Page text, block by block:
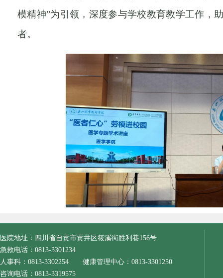
模精神”为引领，深度参与学校教育教学工作，
者。
医院地址：四川省自贡市贡井区筱溪街胜利巷156号
急救电话：0813-3301234
人事科：0813-3302254 健康管理中心：0813-3301250
咨询电话：0813-3319575